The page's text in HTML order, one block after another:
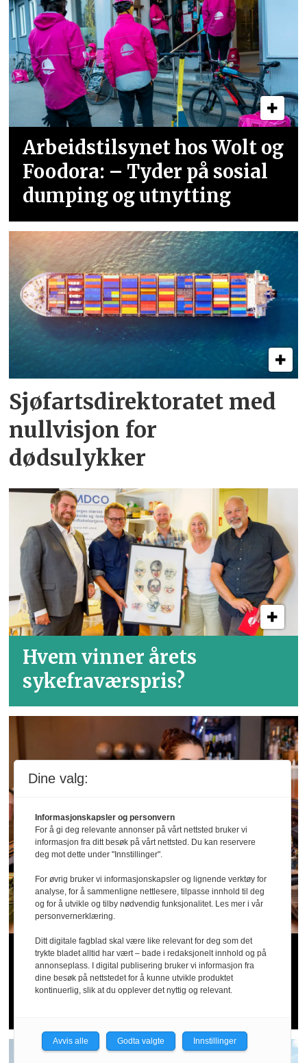
Arbeidstilsynet hos Wolt og
Foodora: – Tyder på sosial
dumping og utnytting
Sjøfartsdirektoratet med
nullvisjon for
dødsulykker
Hvem vinner årets
sykefraværspris?
Sommer­patruljen
bekymret for
Dine valg:
Informasjonskapsler og personvern
For å gi deg relevante annonser på vårt nettsted bruker vi
informasjon fra ditt besøk på vårt nettsted. Du kan reservere
deg mot dette under "Innstillinger".
For øvrig bruker vi informasjonskapsler og lignende verktøy for
analyse, for å sammenligne nettlesere, tilpasse innhold til deg
og for å utvikle og tilby nødvendig funksjonalitet. Les mer i vår
personvernerklæring.
Ditt digitale fagblad skal være like relevant for deg som det
trykte bladet alltid har vært – bade i redaksjonelt innhold og på
annonseplass. I digital publisering bruker vi informasjon fra
dine besøk på nettstedet for å kunne utvikle produktet
kontinuerlig, slik at du opplever det nyttig og relevant.
Avvis alle Godta valgte Innstillinger